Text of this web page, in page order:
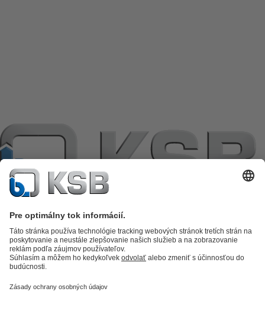
Katalóg produktovKSB SupremeServ: Premium service for pumps
and valvesKSB SupremeServ: Spare partsNákupný košíkSoftware a
Technológia spracovania odpadových vôd